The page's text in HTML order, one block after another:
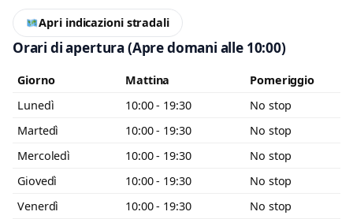
Apri indicazioni stradali
Orari di apertura(Apre domani alle 10:00)
Giorno Mattina
Pomeriggio
Lunedì
10:00 - 19:30
No stop
Martedì
10:00 - 19:30
No stop
Mercoledì
10:00 - 19:30
No stop
Giovedì
10:00 - 19:30
No stop
Venerdì
10:00 - 19:30
No stop
Accetto l’informativa privacy
Minimo 20 caratteri Invia messaggio